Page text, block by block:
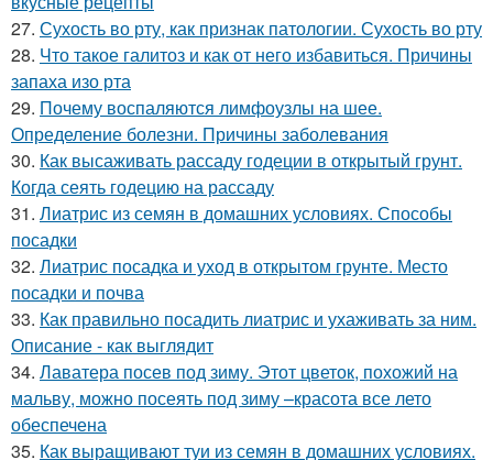
27. Сухость во рту, как признак патологии. Сухость во рту
28. Что такое галитоз и как от него избавиться. Причины
запаха изо рта
29. Почему воспаляются лимфоузлы на шее.
Определение болезни. Причины заболевания
30. Как высаживать рассаду годеции в открытый грунт.
Когда сеять годецию на рассаду
31. Лиатрис из семян в домашних условиях. Способы
посадки
32. Лиатрис посадка и уход в открытом грунте. Место
посадки и почва
33. Как правильно посадить лиатрис и ухаживать за ним.
Описание - как выглядит
34. Лаватера посев под зиму. Этот цветок, похожий на
мальву, можно посеять под зиму –красота все лето
обеспечена
35. Как выращивают туи из семян в домашних условиях.